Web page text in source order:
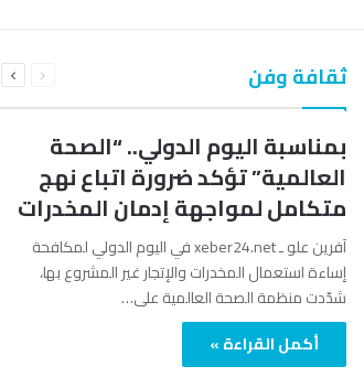
ثقافة وفن الصفحةالصفحة
بمناسبة اليوم الدولي.. “الصحة
العالمية” تؤكد ضرورة اتباع نهج
متكامل لمواجهة إدمان المخدرات
آفرين علو ـ xeber24.net في اليوم الدولي لمكافحة
إساءة استعمال المخدرات والإتجار غير المشروع بها،
شدّدت منظمة الصحة العالمية على…
أكمل القراءة »